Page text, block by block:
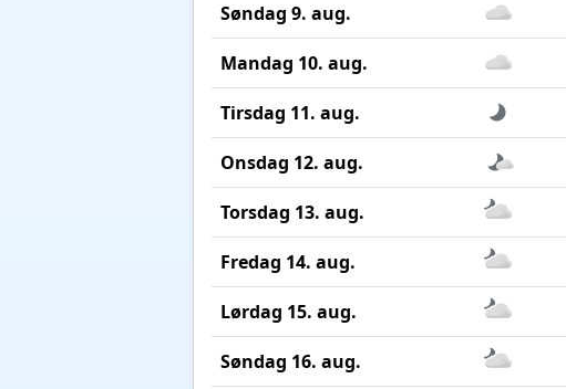
Søndag 9. aug.
Mandag 10. aug.
Tirsdag 11. aug.
Onsdag 12. aug.
Torsdag 13. aug.
Fredag 14. aug.
Lørdag 15. aug.
Søndag 16. aug.